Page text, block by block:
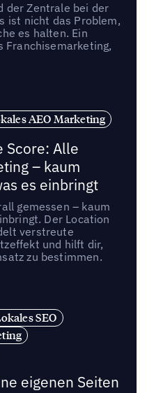
der Zentrale bei der
ist nicht das Problem,
es halten. Ein
Franchisemarketing,
AEO Marketing
Score: Alle
– kaum
es einbringt
gemessen – kaum
Der Location
verstreute
und hilft dir,
zu bestimmen.
SEO
eigenen Seiten